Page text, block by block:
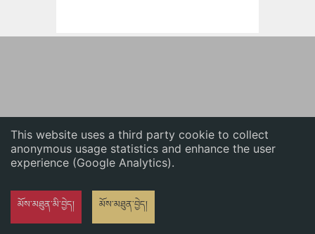
This website uses a third party cookie to collect
anonymous usage statistics and enhance the user
experience (Google Analytics).
མོས་མཐུན་མི་བྱེད། མོས་མཐུན་བྱེད།